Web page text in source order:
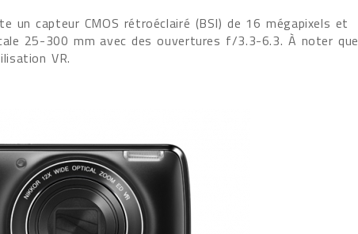
un capteur CMOS rétroéclairé (BSI) de 16 mégapixels et
25-300 mm avec des ouvertures f/3.3-6.3. À noter que
VR.